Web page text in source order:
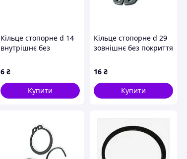
Кільце стопорне d 14
внутрішнє без
Metalvis
6 ₴
Купити
Кільце стопорне d 29
зовнішнє без покриття
16 ₴
Купити